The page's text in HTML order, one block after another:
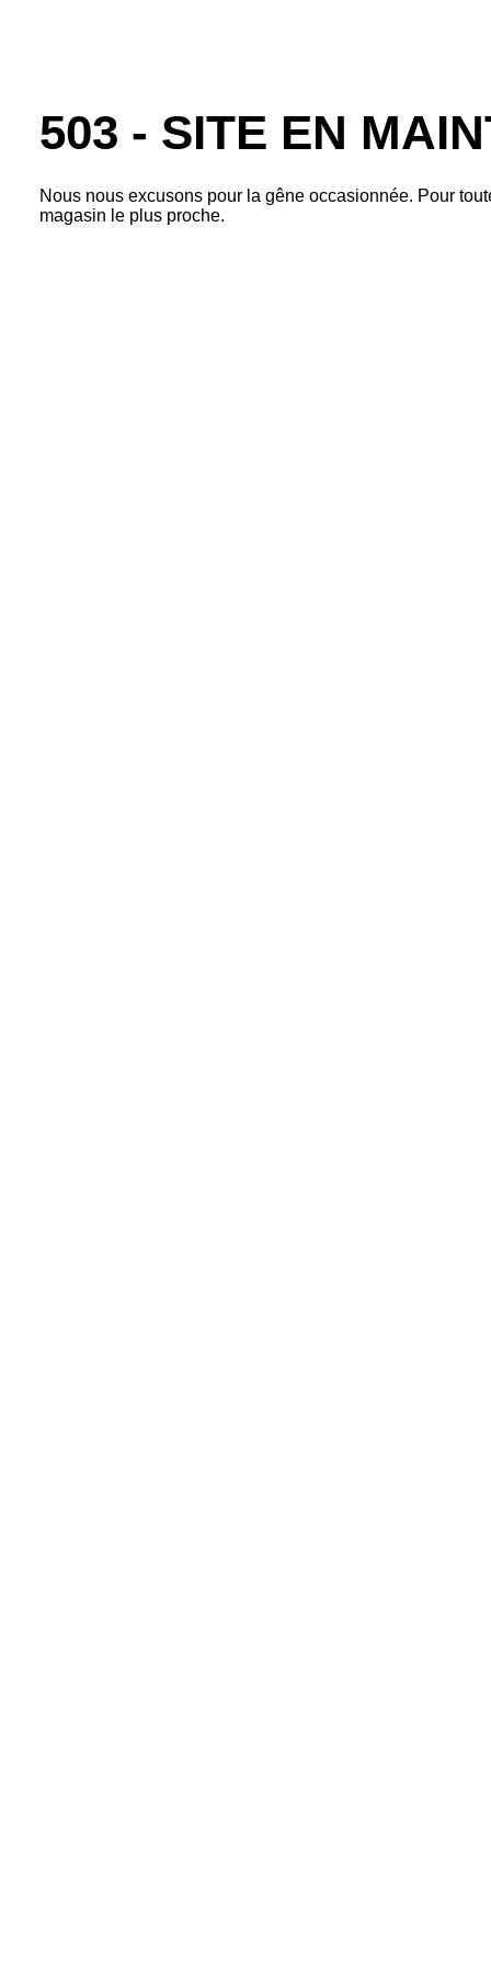
503 - SITE EN
Nous nous excusons pour la gêne occasionnée. Pour
magasin le plus proche.